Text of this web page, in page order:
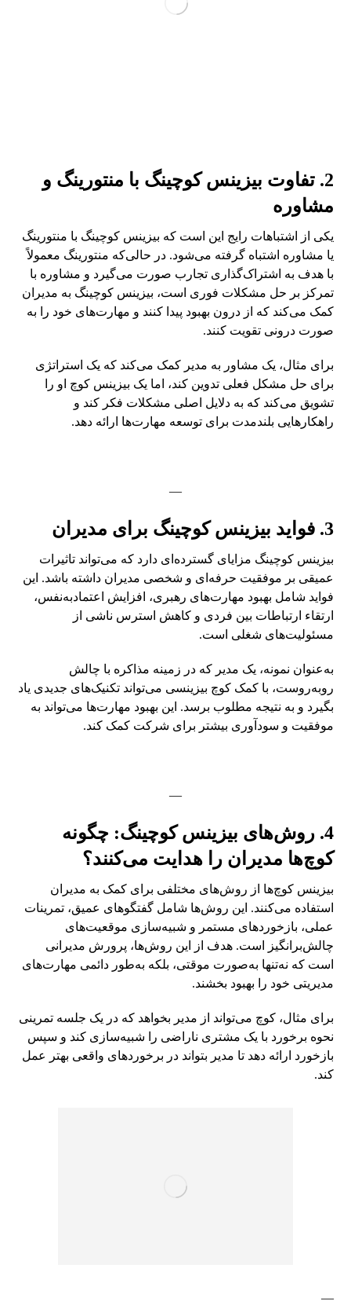
2. تفاوت بیزینس کوچینگ با منتورینگ و
مشاوره
یکی از اشتباهات رایج این است که بیزینس کوچینگ با منتورینگ
یا مشاوره اشتباه گرفته می‌شود. در حالی‌که منتورینگ معمولاً
با هدف به اشتراک‌گذاری تجارب صورت می‌گیرد و مشاوره با
تمرکز بر حل مشکلات فوری است، بیزینس کوچینگ به مدیران
کمک می‌کند که از درون بهبود پیدا کنند و مهارت‌های خود را به
صورت درونی تقویت کنند.
برای مثال، یک مشاور به مدیر کمک می‌کند که یک استراتژی
برای حل مشکل فعلی تدوین کند، اما یک بیزینس کوچ او را
تشویق می‌کند که به دلایل اصلی مشکلات فکر کند و
راهکارهایی بلندمدت برای توسعه مهارت‌ها ارائه دهد.
—
3. فواید بیزینس کوچینگ برای مدیران
بیزینس کوچینگ مزایای گسترده‌ای دارد که می‌تواند تاثیرات
عمیقی بر موفقیت حرفه‌ای و شخصی مدیران داشته باشد. این
فواید شامل بهبود مهارت‌های رهبری، افزایش اعتمادبه‌نفس،
ارتقاء ارتباطات بین فردی و کاهش استرس ناشی از
مسئولیت‌های شغلی است.
به‌عنوان نمونه، یک مدیر که در زمینه مذاکره با چالش
روبه‌روست، با کمک کوچ بیزینسی می‌تواند تکنیک‌های جدیدی یاد
بگیرد و به نتیجه مطلوب برسد. این بهبود مهارت‌ها می‌تواند به
موفقیت و سودآوری بیشتر برای شرکت کمک کند.
—
4. روش‌های بیزینس کوچینگ: چگونه
کوچ‌ها مدیران را هدایت می‌کنند؟
بیزینس کوچ‌ها از روش‌های مختلفی برای کمک به مدیران
استفاده می‌کنند. این روش‌ها شامل گفتگوهای عمیق، تمرینات
عملی، بازخوردهای مستمر و شبیه‌سازی موقعیت‌های
چالش‌برانگیز است. هدف از این روش‌ها، پرورش مدیرانی
است که نه‌تنها به‌صورت موقتی، بلکه به‌طور دائمی مهارت‌های
مدیریتی خود را بهبود بخشند.
برای مثال، کوچ می‌تواند از مدیر بخواهد که در یک جلسه تمرینی
نحوه برخورد با یک مشتری ناراضی را شبیه‌سازی کند و سپس
بازخورد ارائه دهد تا مدیر بتواند در برخوردهای واقعی بهتر عمل
کند.
—